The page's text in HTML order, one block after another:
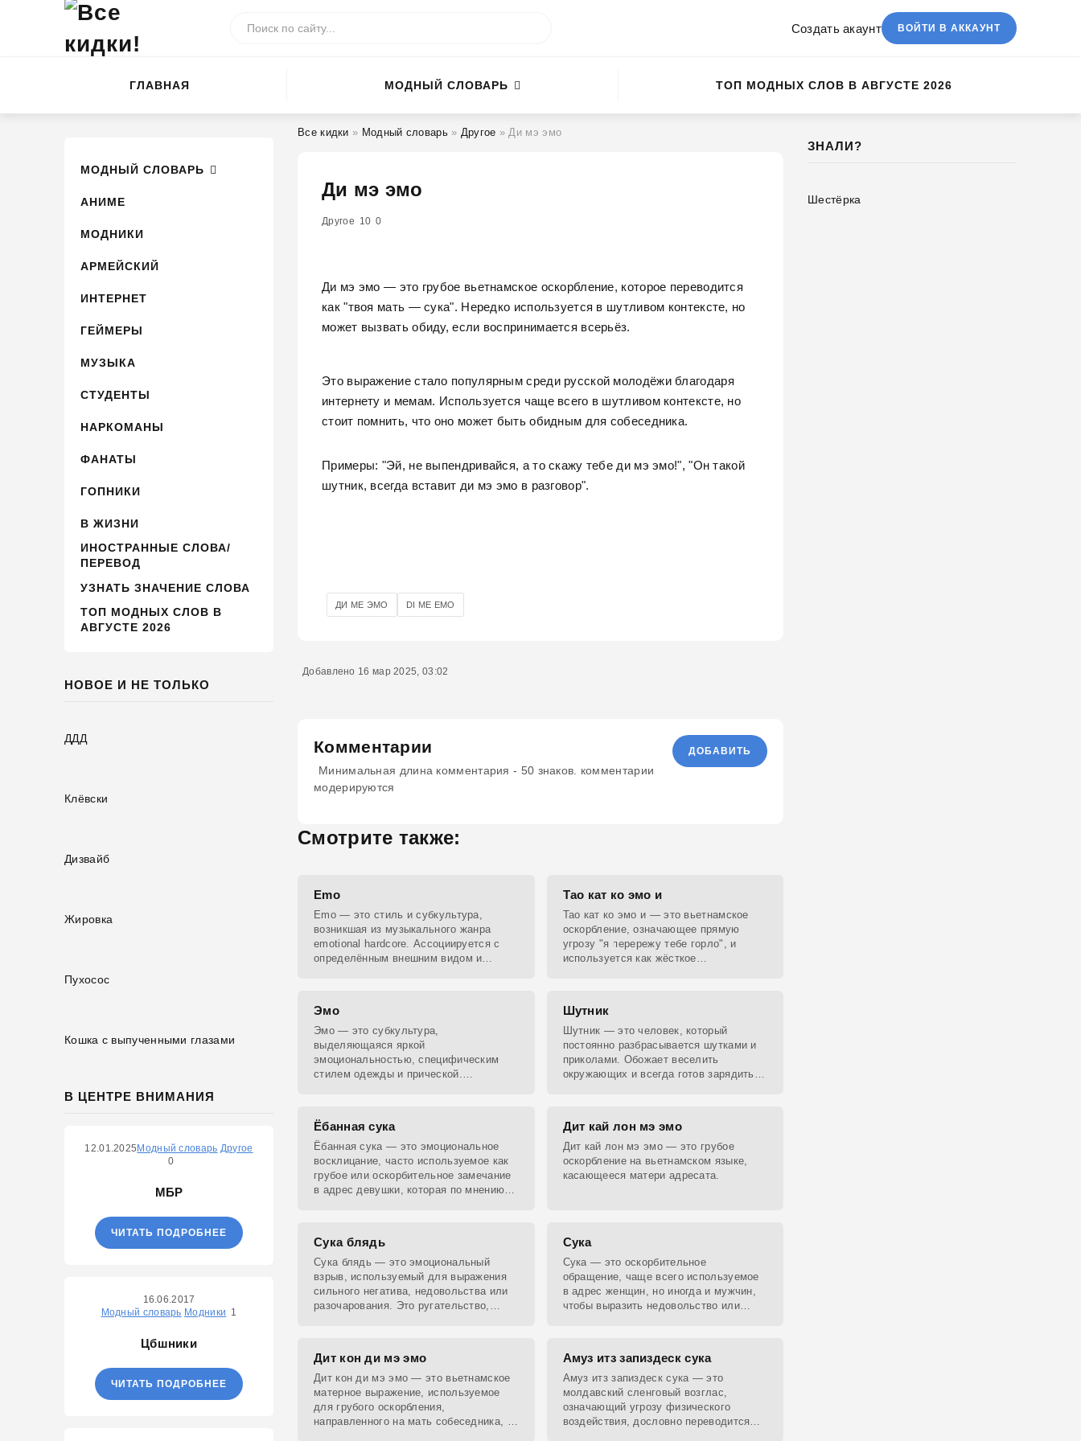
Создать акаунт ВОЙТИ В АККАУНТ
ГЛАВНАЯ МОДНЫЙ СЛОВАРЬ ТОП МОДНЫХ СЛОВ В АВГУСТЕ 2026
МОДНЫЙ СЛОВАРЬ
АНИМЕ
МОДНИКИ
АРМЕЙСКИЙ
ИНТЕРНЕТ
ГЕЙМЕРЫ
МУЗЫКА
СТУДЕНТЫ
НАРКОМАНЫ
ФАНАТЫ
ГОПНИКИ
В ЖИЗНИ
ИНОСТРАННЫЕ СЛОВА/
ПЕРЕВОД
УЗНАТЬ ЗНАЧЕНИЕ СЛОВА
ТОП МОДНЫХ СЛОВ В
АВГУСТЕ 2026
НОВОЕ И НЕ ТОЛЬКО
ДДД
Клёвски
Дизвайб
Жировка
Пухосос
Кошка с выпученными глазами
В ЦЕНТРЕ ВНИМАНИЯ
12.01.2025 Модный словарь Другое
0
МБР
ЧИТАТЬ ПОДРОБНЕЕ
16.06.2017
Модный словарь Модники 1
Цбшники
ЧИТАТЬ ПОДРОБНЕЕ
Все кидки » Модный словарь» Другое » Ди мэ эмо
Ди мэ эмо
Другое 10 0
3 4 5
Ди мэ эмо — это грубое вьетнамское оскорбление, которое переводится
как "твоя мать — сука". Нередко используется в шутливом контексте, но
может вызвать обиду, если воспринимается всерьёз.
Это выражение стало популярным среди русской молодёжи благодаря
интернету и мемам. Используется чаще всего в шутливом контексте, но
стоит помнить, что оно может быть обидным для собеседника.
Примеры: "Эй, не выпендривайся, а то скажу тебе ди мэ эмо!", "Он такой
шутник, всегда вставит ди мэ эмо в разговор".
ДИ МЕ ЭМО DI ME EMO
Добавлено 16 мар 2025, 03:02
Комментарии
Минимальная длина комментария - 50 знаков. комментарии
модерируются
ДОБАВИТЬ
Смотрите также:
Emo
Emo — это стиль и субкультура,
возникшая из музыкального жанра
emotional hardcore. Ассоциируется с
определённым внешним видом и
Тао кат ко эмо и
Тао кат ко эмо и — это вьетнамское
оскорбление, означающее прямую
угрозу "я перережу тебе горло", и
используется как жёсткое
Эмо
Эмо — это субкультура,
выделяющаяся яркой
эмоциональностью, специфическим
стилем одежды и прической.
искусство.
Шутник
Шутник — это человек, который
постоянно разбрасывается шутками и
приколами. Обожает веселить
окружающих и всегда готов зарядить
Ёбанная сука
Ёбанная сука — это эмоциональное
восклицание, часто используемое как
грубое или оскорбительное замечание
в адрес девушки, которая по мнению
Дит кай лон мэ эмо
Дит кай лон мэ эмо — это грубое
оскорбление на вьетнамском языке,
касающееся матери адресата.
Сука блядь
Сука блядь — это эмоциональный
взрыв, используемый для выражения
сильного негатива, недовольства или
разочарования. Это ругательство,
Сука
Сука — это оскорбительное
обращение, чаще всего используемое
в адрес женщин, но иногда и мужчин,
чтобы выразить недовольство или
Дит кон ди мэ эмо
Дит кон ди мэ эмо — это вьетнамское
матерное выражение, используемое
для грубого оскорбления,
направленного на мать собеседника, и
Амуз итз запиздеск сука
Амуз итз запиздеск сука — это
молдавский сленговый возглас,
означающий угрозу физического
воздействия, дословно переводится
ЗНАЛИ?
Шестёрка